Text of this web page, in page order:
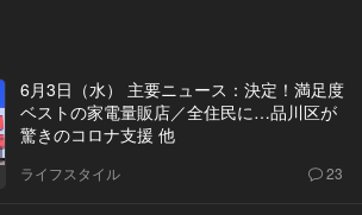
6月3日（水） 主要ニュース：決定！満足度
ベストの家電量販店／全住民に…品川区が
驚きのコロナ支援 他
ライフスタイル 23